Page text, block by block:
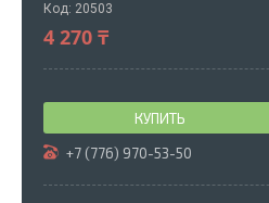
Код: 20503
4 270 ₸
КУПИТЬ
+7 (776) 970-53-50